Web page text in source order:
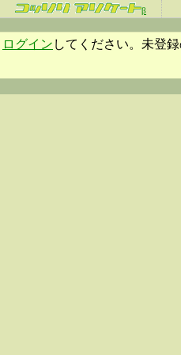
β
ログイン してください。未登